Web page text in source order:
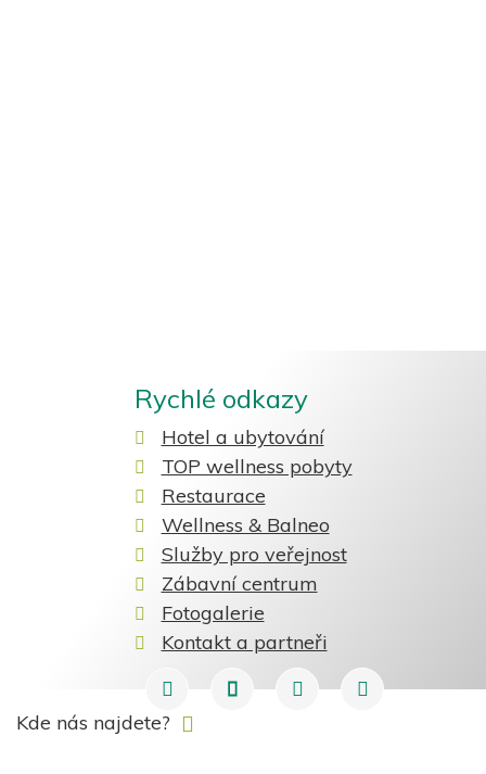
Rychlé odkazy
Hotel a ubytování
TOP wellness pobyty
Restaurace
Wellness & Balneo
Služby pro veřejnost
Zábavní centrum
Fotogalerie
Kontakt a partneři
Instagram
Kde nás najdete?